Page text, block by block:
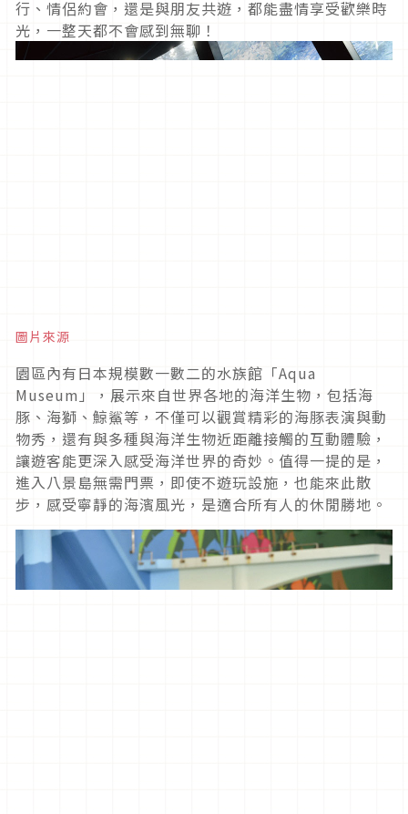
行、情侶約會，還是與朋友共遊，都能盡情享受歡樂時
光，一整天都不會感到無聊！
圖片來源
園區內有日本規模數一數二的水族館「Aqua
Museum」，展示來自世界各地的海洋生物，包括海
豚、海獅、鯨鯊等，不僅可以觀賞精彩的海豚表演與動
物秀，還有與多種與海洋生物近距離接觸的互動體驗，
讓遊客能更深入感受海洋世界的奇妙。值得一提的是，
進入八景島無需門票，即使不遊玩設施，也能來此散
步，感受寧靜的海濱風光，是適合所有人的休閒勝地。